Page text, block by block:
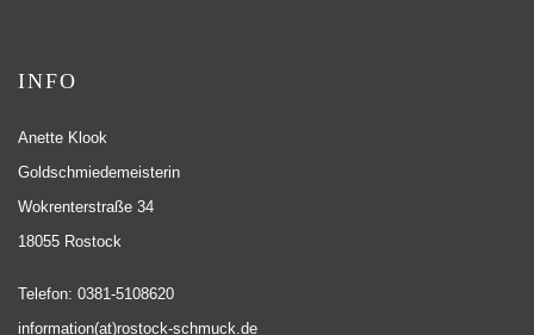
INFO
Anette Klook
Goldschmiedemeisterin
Wokrenterstraße 34
18055 Rostock
Telefon: 0381-5108620
information(at)rostock-schmuck.de